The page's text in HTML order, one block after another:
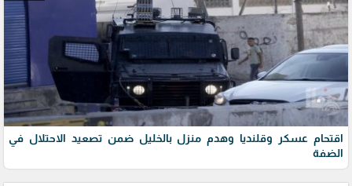
اقتحام عسكر وقلنديا وهدم منزل بالخليل ضمن تصعيد الاحتلال في
الضفة